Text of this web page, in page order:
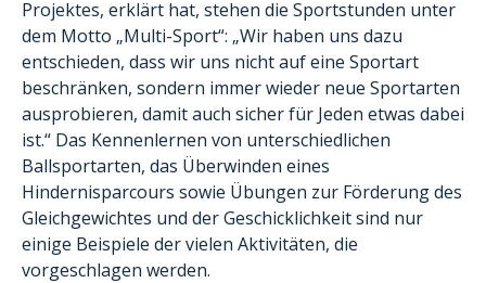
Projektes, erklärt hat, stehen die Sportstunden unter
dem Motto „Multi-Sport“: „Wir haben uns dazu
entschieden, dass wir uns nicht auf eine Sportart
beschränken, sondern immer wieder neue Sportarten
ausprobieren, damit auch sicher für Jeden etwas dabei
ist.“ Das Kennenlernen von unterschiedlichen
Ballsportarten, das Überwinden eines
Hindernisparcours sowie Übungen zur Förderung des
Gleichgewichtes und der Geschicklichkeit sind nur
einige Beispiele der vielen Aktivitäten, die
vorgeschlagen werden.